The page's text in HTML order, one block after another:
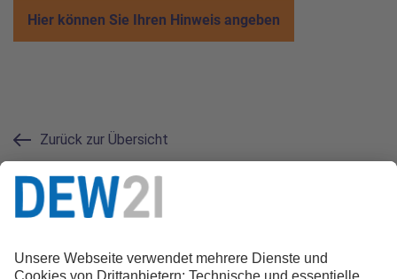
Hier können Sie Ihren Hinweis angeben
Zurück zur Übersicht